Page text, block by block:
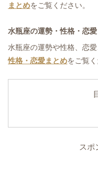
まとめをご覧ください。
水瓶座の運勢・性格・恋
水瓶座の運勢や性格、恋
性格・恋愛まとめをご覧く
スポ